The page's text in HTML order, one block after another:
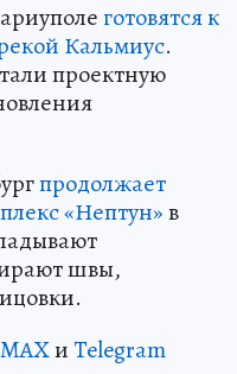
готовятся к
Кальмиус.
проектную
продолжает
«Нептун»в
швы,
MAXиTelegram